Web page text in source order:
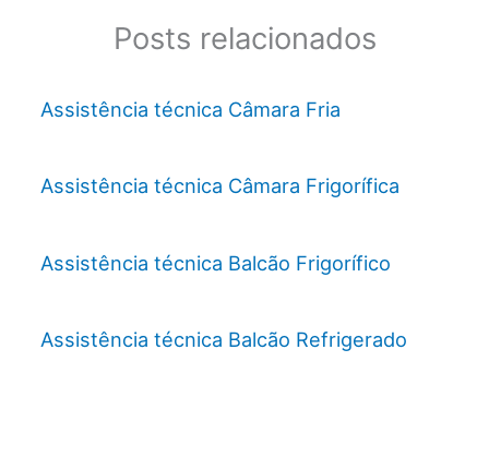
Posts relacionados
Assistência técnica Câmara Fria
Assistência técnica Câmara Frigorífica
Assistência técnica Balcão Frigorífico
Assistência técnica Balcão Refrigerado